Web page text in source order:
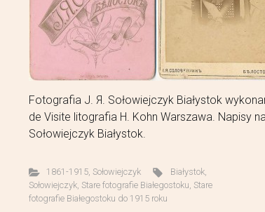
Fotografia J. Я. Sołowiejczyk Białystok
de Visite litografia H. Kohn Warszawa. Napisy
Sołowiejczyk Białystok.
1861-1915, Sołowiejczyk Białystok,
Sołowiejczyk, Stare fotografie Białegostoku, Stare
fotografie Białegostoku do 1915 roku